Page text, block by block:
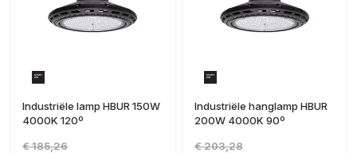
Industriële lamp HBUR 150W
4000K 120º
€ 185,26
Industriële hanglamp HBUR
200W 4000K 90º
€ 203,28